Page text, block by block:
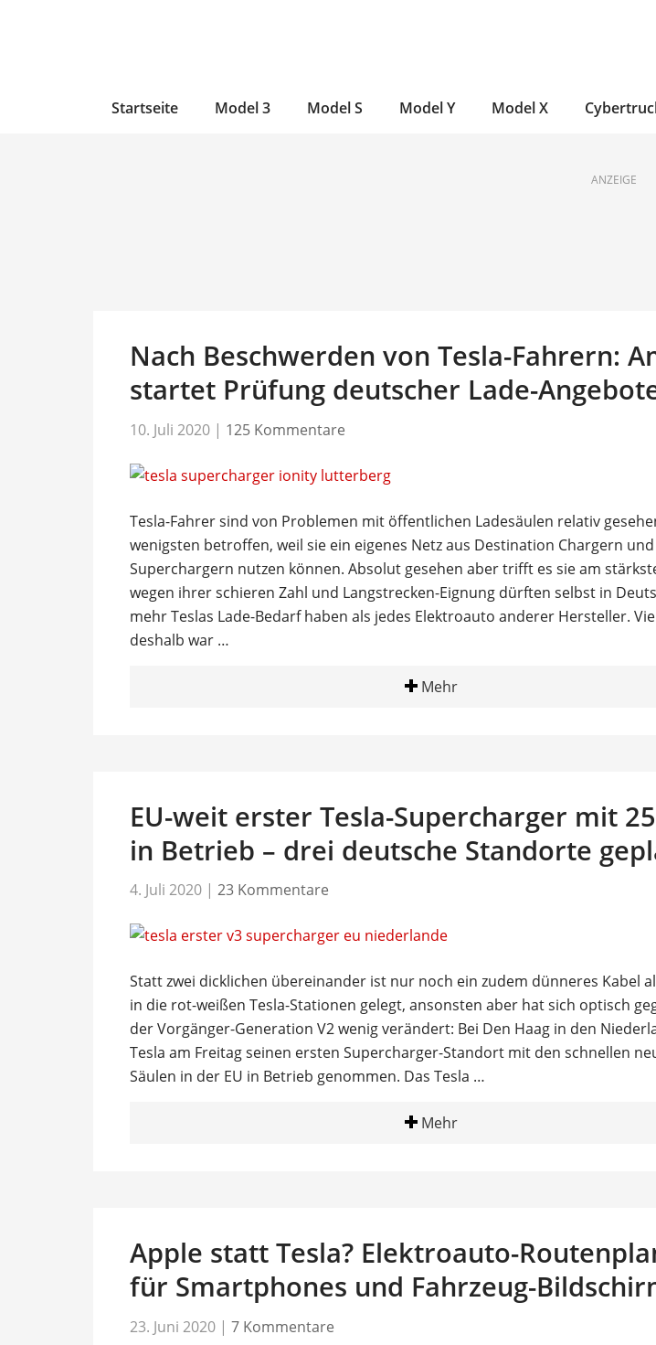
Startseite Model 3 Model S Model Y Model X
ANZEIGE
Nach Beschwerden von Tesla-Fahrern:
startet Prüfung deutscher Lade-
10. Juli 2020 | 125 Kommentare
Tesla-Fahrer sind von Problemen mit öffentlichen Ladesäulen relativ
wenigsten betroffen, weil sie ein eigenes Netz aus Destination Chargern und
Superchargern nutzen können. Absolut gesehen aber trifft es sie am
wegen ihrer schieren Zahl und Langstrecken-Eignung dürften selbst in
mehr Teslas Lade-Bedarf haben als jedes Elektroauto anderer Hersteller.
deshalb war …
Mehr
EU-weit erster Tesla-Supercharger mit
in Betrieb – drei deutsche Standorte
4. Juli 2020 | 23 Kommentare
Statt zwei dicklichen übereinander ist nur noch ein zudem dünneres Kabel
in die rot-weißen Tesla-Stationen gelegt, ansonsten aber hat sich optisch
der Vorgänger-Generation V2 wenig verändert: Bei Den Haag in den
Tesla am Freitag seinen ersten Supercharger-Standort mit den schnellen
Säulen in der EU in Betrieb genommen. Das Tesla …
Mehr
Apple statt Tesla? Elektroauto-
für Smartphones und Fahrzeug-
23. Juni 2020 | 7 Kommentare